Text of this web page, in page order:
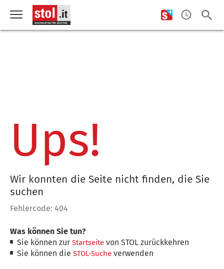
Ups!
Wir konnten die Seite nicht finden, die Sie
suchen
Fehlercode: 404
Was können Sie tun?
Sie können zurStartseite von STOL zurückkehren
Sie können dieSTOL-Suche verwenden